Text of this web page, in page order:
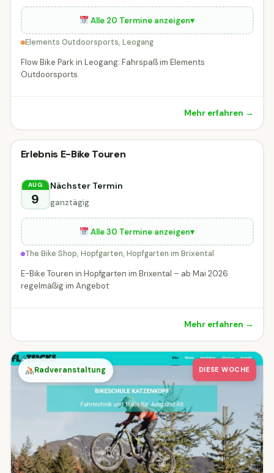
Alle 20 Termine anzeigen▾
Elements Outdoorsports, Leogang
Flow Bike Park in Leogang: Fahrspaß im Elements
Outdoorsports.
Mehr erfahren →
Radveranstaltung
Radveranstaltung
Erlebnis E-Bike Touren
AUG
9
Nächster Termin
ganztägig
Alle 30 Termine anzeigen▾
The Bike Shop, Hopfgarten, Hopfgarten im Brixental
E-Bike Touren in Hopfgarten im Brixental – ab Mai 2026
regelmäßig im Angebot
Mehr erfahren →
Radveranstaltung DIESE WOCHE